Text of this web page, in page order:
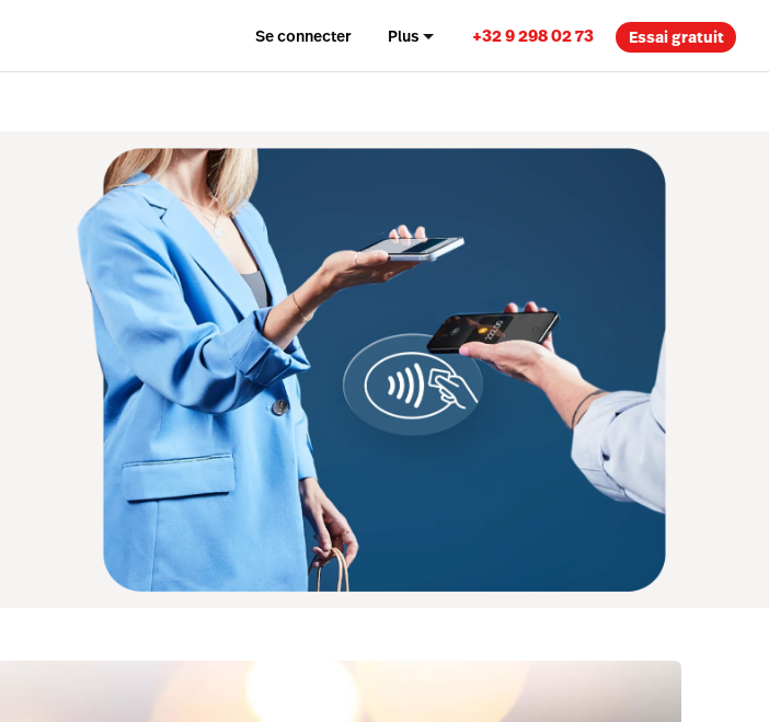
Se connecter Plus +32 9 298 02 73 Essai gratuit